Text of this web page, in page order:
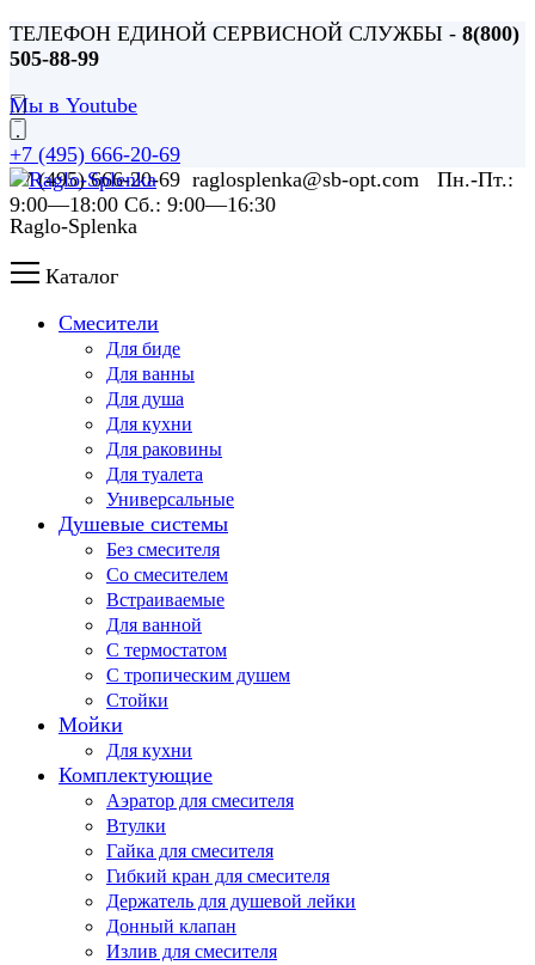
ТЕЛЕФОН ЕДИНОЙ СЕРВИСНОЙ СЛУЖБЫ - 8(800)
505-88-99
Мы в Youtube
+7 (495) 666-20-69 raglosplenka@sb-opt.com Пн.-Пт.:
9:00—18:00 Сб.: 9:00—16:30
+7 (495) 666-20-69
Raglo-Splenka
Каталог
Смесители
Для биде
Для ванны
Для душа
Для кухни
Для раковины
Для туалета
Универсальные
Душевые системы
Без смесителя
Со смесителем
Встраиваемые
Для ванной
С термостатом
С тропическим душем
Стойки
Мойки
Для кухни
Комплектующие
Аэратор для смесителя
Втулки
Гайка для смесителя
Гибкий кран для смесителя
Держатель для душевой лейки
Донный клапан
Излив для смесителя